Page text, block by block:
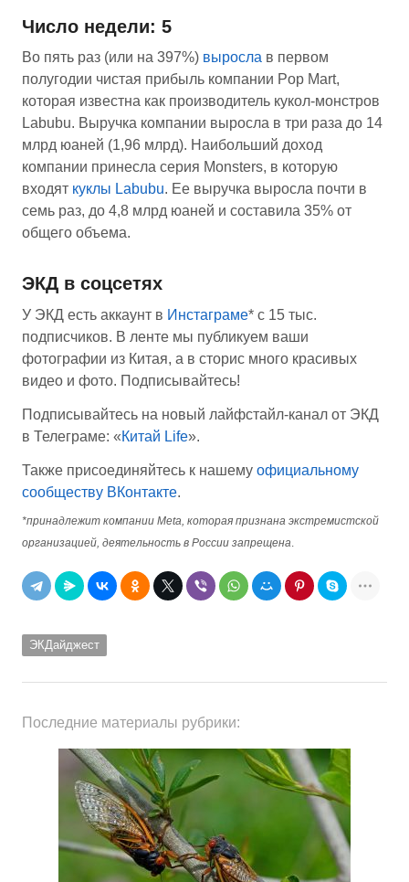
Число недели: 5
Во пять раз (или на 397%) выросла в первом
полугодии чистая прибыль компании Pop Mart,
которая известна как производитель кукол-монстров
Labubu. Выручка компании выросла в три раза до 14
млрд юаней (1,96 млрд). Наибольший доход
компании принесла серия Monsters, в которую
входят куклы Labubu. Ее выручка выросла почти в
семь раз, до 4,8 млрд юаней и составила 35% от
общего объема.
ЭКД в соцсетях
У ЭКД есть аккаунт в Инстаграме* с 15 тыс.
подписчиков. В ленте мы публикуем ваши
фотографии из Китая, а в сторис много красивых
видео и фото. Подписывайтесь!
Подписывайтесь на новый лайфстайл-канал от ЭКД
в Телеграме: «Китай Life».
Также присоединяйтесь к нашему официальному
сообществу ВКонтакте.
*принадлежит компании Meta, которая признана экстремистской
организацией, деятельность в России запрещена.
ЭКДайджест
Последние материалы рубрики: